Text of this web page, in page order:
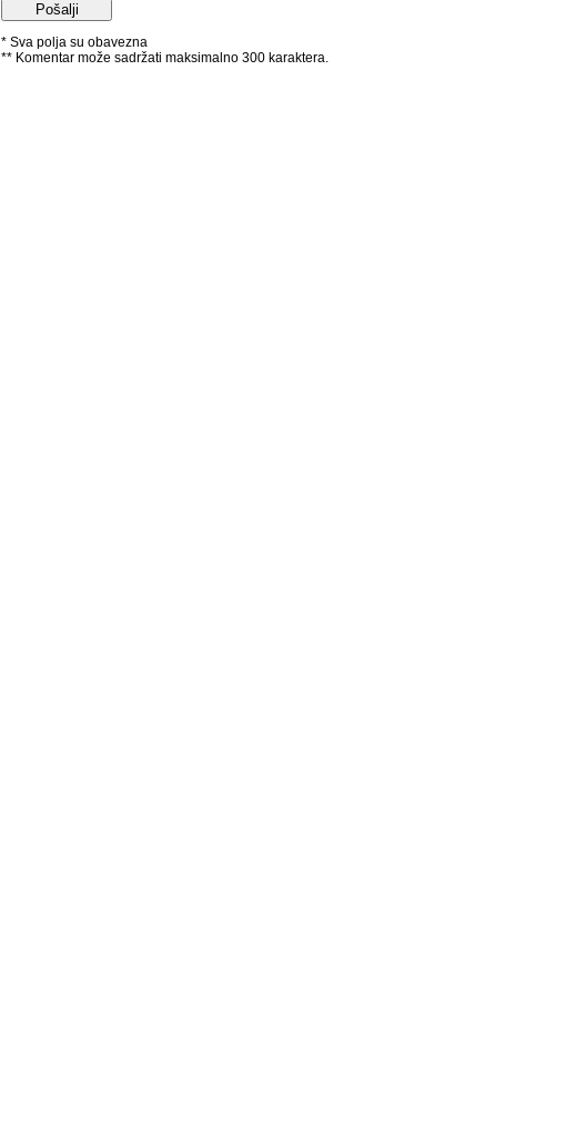
* Sva polja su obavezna
** Komentar može sadržati maksimalno 300 karaktera.